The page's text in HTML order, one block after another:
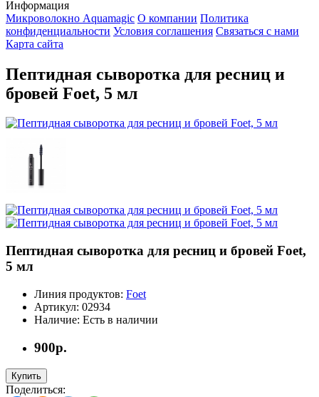
Информация
Микроволокно Aquamagic О компании Политика
конфиденциальности Условия соглашения Связаться с нами
Карта сайта
Пептидная сыворотка для ресниц и
бровей Foet, 5 мл
Пептидная сыворотка для ресниц и бровей Foet,
5 мл
Линия продуктов: Foet
Артикул: 02934
Наличие: Есть в наличии
900р.
Купить
Поделиться: